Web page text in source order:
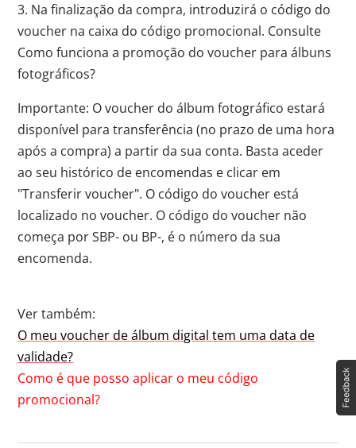
3. Na finalização da compra, introduzirá o código do
voucher na caixa do código promocional. Consulte
Como funciona a promoção do voucher para álbuns
fotográficos?
Importante: O voucher do álbum fotográfico estará
disponível para transferência (no prazo de uma hora
após a compra) a partir da sua conta. Basta aceder
ao seu histórico de encomendas e clicar em
"Transferir voucher". O código do voucher está
localizado no voucher. O código do voucher não
começa por SBP- ou BP-, é o número da sua
encomenda.
Ver também:
O meu voucher de álbum digital tem uma data de
validade?
Como é que posso aplicar o meu código
promocional?